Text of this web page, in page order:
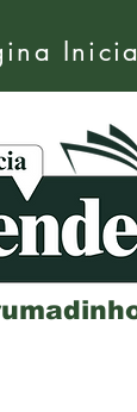
Inicial